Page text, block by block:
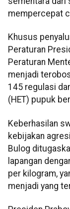
mempercepat
Khusus
Peraturan
Peraturan
menjadi
145 regulasi
(HET) pupuk
Keberhasilan
kebijakan
Bulog
lapangan
per kilogram,
menjadi yang